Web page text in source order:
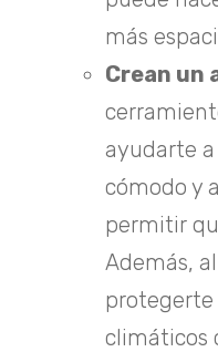
más
Crean un
ayudarte
cómodo y
permitir
Además,
protegerte
climáticos